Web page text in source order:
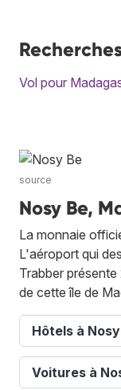
Vol pour
source
Nosy Be,
La monnaie
L'aéroport qui
Trabber
de cette île de
Hôtels à
Voitures à